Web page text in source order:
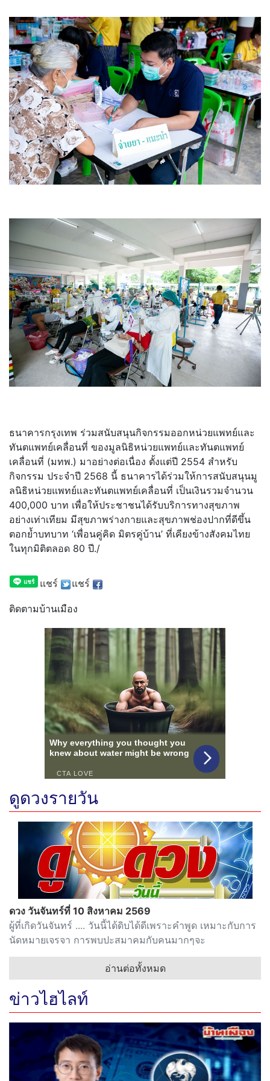
ธนาคารกรุงเทพ ร่วมสนับสนุนกิจกรรมออกหน่วยแพทย์และ
ทันตแพทย์เคลื่อนที่ ของมูลนิธิหน่วยแพทย์และทันตแพทย์
เคลื่อนที่ (มทพ.) มาอย่างต่อเนื่อง ตั้งแต่ปี 2554 สำหรับ
กิจกรรม ประจำปี 2568 นี้ ธนาคารได้ร่วมให้การสนับสนุนมู
ลนิธิหน่วยแพทย์และทันตแพทย์เคลื่อนที่ เป็นเงินรวมจำนวน
400,000 บาท เพื่อให้ประชาชนได้รับบริการทางสุขภาพ
อย่างเท่าเทียม มีสุขภาพร่างกายและสุขภาพช่องปากที่ดีขึ้น
ตอกย้ำบทบาท ‘เพื่อนคู่คิด มิตรคู่บ้าน’ ที่เคียงข้างสังคมไทย
ในทุกมิติตลอด 80 ปี./
แชร์ แชร์
ติดตามบ้านเมือง
ดูดวงรายวัน
ดวง วันจันทร์ที่ 10 สิงหาคม 2569
ผู้ที่เกิดวันจันทร์ .... วันนี้ได้ดิบได้ดีเพราะคำพูด เหมาะกับการ
นัดหมายเจรจา การพบปะสมาคมกับคนมากๆจะ
อ่านต่อทั้งหมด
ข่าวไฮไลท์